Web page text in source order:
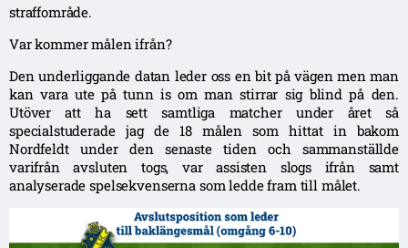
straffområde.
Var kommer målen ifrån?
Den underliggande datan leder oss en bit på vägen men man
kan vara ute på tunn is om man stirrar sig blind på den.
Utöver att ha sett samtliga matcher under året så
specialstuderade jag de 18 målen som hittat in bakom
Nordfeldt under den senaste tiden och sammanställde
varifrån avsluten togs, var assisten slogs ifrån samt
analyserade spelsekvenserna som ledde fram till målet.